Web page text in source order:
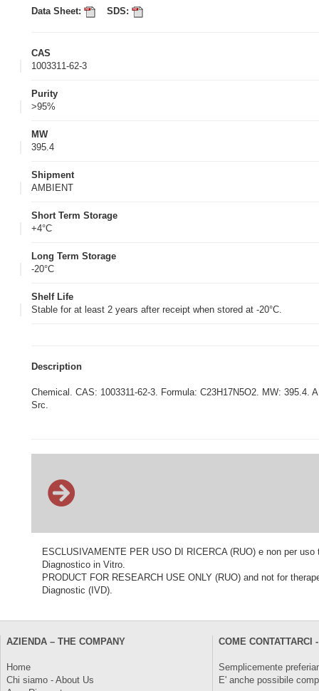
Data Sheet: SDS:
CAS
1003311-62-3
Purity
>95%
MW
395.4
Shipment
AMBIENT
Short Term Storage
+4°C
Long Term Storage
-20°C
Shelf Life
Stable for at least 2 years after receipt when stored at -20°C.
Description
Chemical. CAS: 1003311-62-3. Formula: C23H17N5O2. MW:
Src.
ESCLUSIVAMENTE PER USO DI RICERCA (RUO) e non per
Diagnostico in Vitro.
PRODUCT FOR RESEARCH USE ONLY (RUO) and not for
Diagnostic (IVD).
AZIENDA – THE COMPANY
Home
Chi siamo - About Us
COME CONTATTARCI
Semplicemente
E' anche possibile